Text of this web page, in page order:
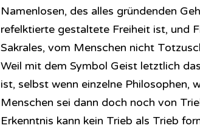
Namenlosen, des alles gründenden
refelktierte gestaltete Freiheit ist, und
Sakrales, vom Menschen nicht
Weil mit dem Symbol Geist letztlich
ist, selbst wenn einzelne Philosophen,
Menschen sei dann doch noch von
Erkenntnis kann kein Trieb als Trieb